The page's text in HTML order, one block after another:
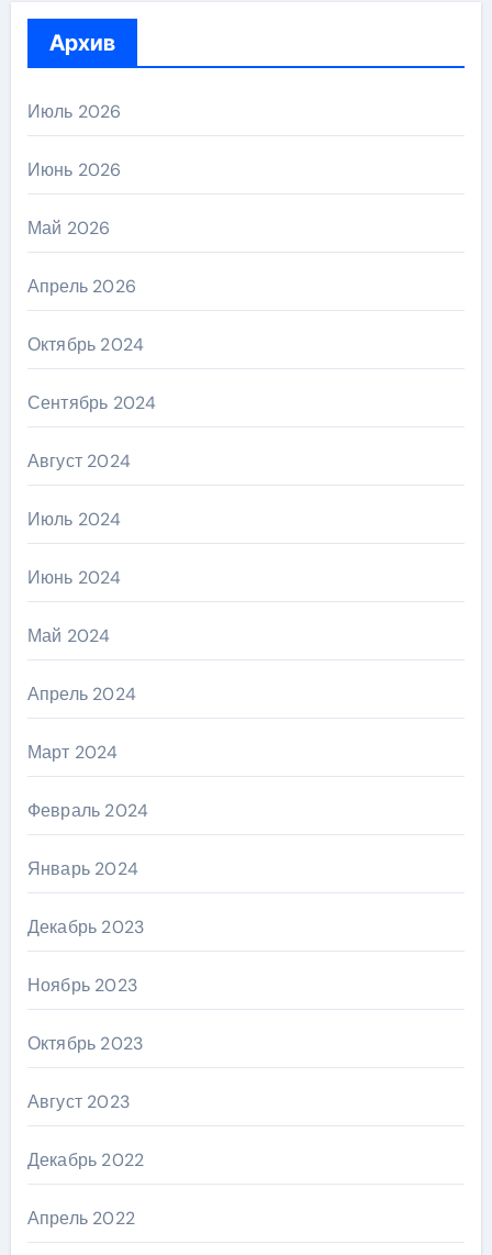
Архив
Июль 2026
Июнь 2026
Май 2026
Апрель 2026
Октябрь 2024
Сентябрь 2024
Август 2024
Июль 2024
Июнь 2024
Май 2024
Апрель 2024
Март 2024
Февраль 2024
Январь 2024
Декабрь 2023
Ноябрь 2023
Октябрь 2023
Август 2023
Декабрь 2022
Апрель 2022